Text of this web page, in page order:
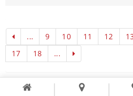
... 9 10 11 12
17
18 ...